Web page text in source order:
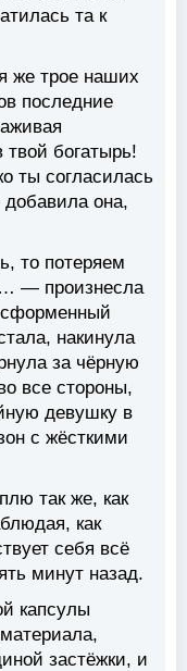
та к
же трое наших
последние
богатырь!
ты согласилась
добавила она,
то потеряем
— произнесла
накинула
за чёрную
все стороны,
девушку в
с жёсткими
так же, как
как
себя всё
минут назад.
капсулы
застёжки, и